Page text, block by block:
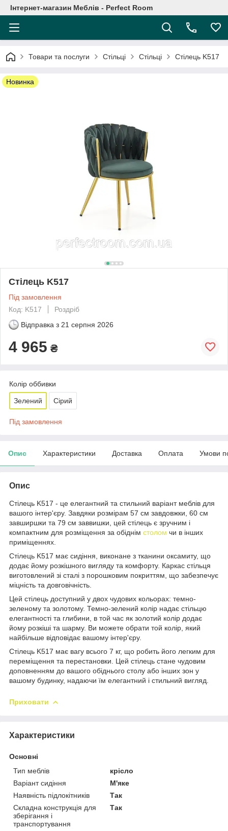
Інтернет-магазин Меблів - Perfect Room
Товари та послуги Стільці Стільці Стілець K517
Новинка
Стілець K517
Під замовлення
Код: K517
Роздріб
Відправка з 21 серпня 2026
4 965 ₴
Колір оббивки
Зелений Сірий
Під замовлення
Опис Характеристики Доставка Оплата Умови
Опис
Стілець K517 - це елегантний та стильний варіант меблів для
вашого інтер'єру. Завдяки розмірам 57 см завдовжки, 60 см
завширшки та 79 см заввишки, цей стілець є зручним і
компактним для розміщення за обіднім столом чи в інших
приміщеннях.
Стілець K517 має сидіння, виконане з тканини оксамиту, що
додає йому розкішного вигляду та комфорту. Каркас стільця
виготовлений зі сталі з порошковим покриттям, що забезпечує
міцність та довговічність.
Цей стілець доступний у двох чудових кольорах: темно-
зеленому та золотому. Темно-зелений колір надає стільцю
елегантності та глибини, в той час як золотий колір додає
йому розкіші та шарму. Ви можете обрати той колір, який
найбільше відповідає вашому інтер'єру.
Стілець K517 має вагу всього 7 кг, що робить його легким для
переміщення та перестановки. Цей стілець стане чудовим
доповненням до вашого обіднього столу або інших зон у
вашому будинку, надаючи їм елегантний і стильний вигляд.
Приховати
Характеристики
Основні
Тип меблів
крісло
Варіант сидіння
М'яке
Наявність підлокітників
Так
Складна конструкція для
зберігання і
транспортування
Так